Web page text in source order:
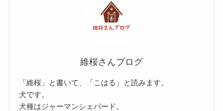
維桜さんブログ
「維桜」と書いて、「こはる」と読みます。
犬です。
犬種はジャーマンシェパード。